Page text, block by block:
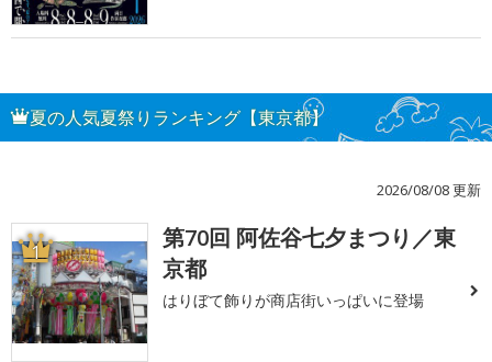
夏の人気夏祭りランキング【東京都】
2026/08/08 更新
1
第70回 阿佐谷七夕まつり／東
京都
はりぼて飾りが商店街いっぱいに登場